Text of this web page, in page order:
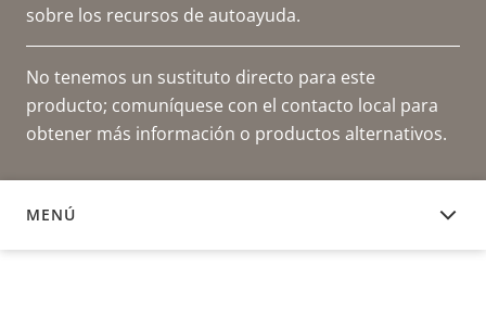
sobre los recursos de autoayuda.
No tenemos un sustituto directo para este
producto; comuníquese con el contacto local para
obtener más información o productos alternativos.
MENÚ
DOCUMENTACIÓN